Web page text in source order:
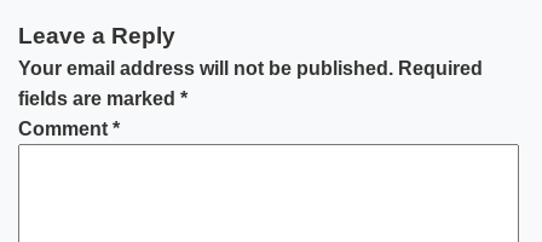
Leave a Reply
Your email address will not be published. Required
fields are marked *
Comment *